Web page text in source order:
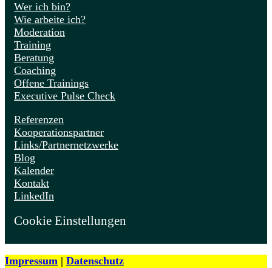
Wer ich bin?
Wie arbeite ich?
Moderation
Training
Beratung
Coaching
Offene Trainings
Executive Pulse Check
Referenzen
Kooperationspartner
Links/Partnernetzwerke
Blog
Kalender
Kontakt
LinkedIn
Cookie Einstellungen
Impressum | Datenschutz